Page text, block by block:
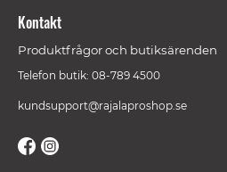
Kontakt
Produktfrågor och butiksärenden
Telefon butik: 08-789 4500
kundsupport@rajalaproshop.se